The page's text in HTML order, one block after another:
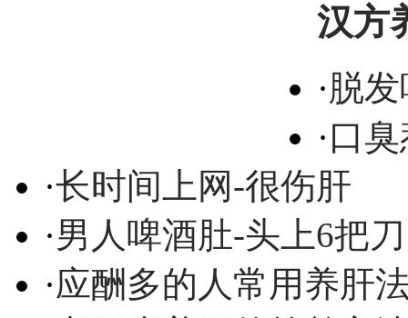
汉方
·脱
·口
·长时间上网-很伤肝
·男人啤酒肚-头上6把刀
·应酬多的人常用养肝